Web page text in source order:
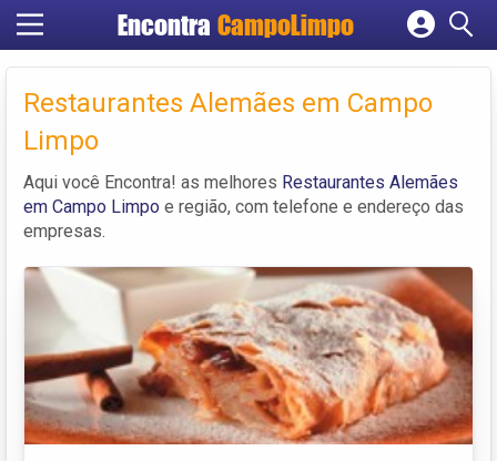
Encontra CampoLimpo
Cadastrar empresa
Fazer login
Criar conta
Restaurantes Alemães em Campo
Limpo
Aqui você Encontra! as melhores Restaurantes Alemães
em Campo Limpo e região, com telefone e endereço das
empresas.